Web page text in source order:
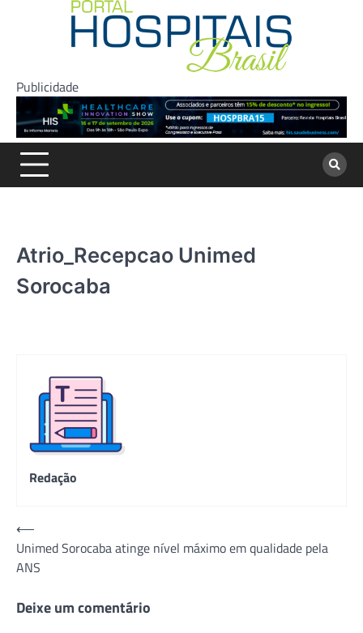
Publicidade
Atrio_Recepcao Unimed
Sorocaba
Redação
Navegação
de
Post
⟵
Unimed Sorocaba atinge nível máximo em qualidade pela
ANS
Deixe um comentário